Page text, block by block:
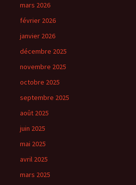
mars 2026
février 2026
janvier 2026
décembre 2025
novembre 2025
octobre 2025
septembre 2025
août 2025
juin 2025
mai 2025
avril 2025
mars 2025